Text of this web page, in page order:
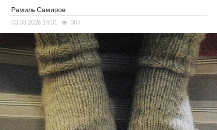
Рамиль Самиров
03.03.2026 14:31 307